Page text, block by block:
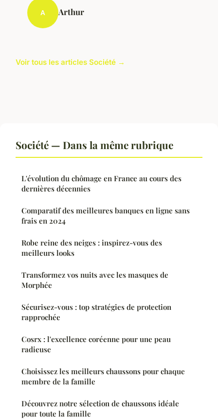
A Arthur
Voir tous les articles Société →
Société — Dans la même rubrique
L'évolution du chômage en France au cours des
dernières décennies
Comparatif des meilleures banques en ligne sans
frais en 2024
Robe reine des neiges : inspirez-vous des
meilleurs looks
Transformez vos nuits avec les masques de
Morphée
Sécurisez-vous : top stratégies de protection
rapprochée
Cosrx : l'excellence coréenne pour une peau
radieuse
Choisissez les meilleurs chaussons pour chaque
membre de la famille
Découvrez notre sélection de chaussons idéale
pour toute la famille